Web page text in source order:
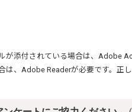
が添付されている場合は、 Adobe
は、 Adobe Readerが必要です。正